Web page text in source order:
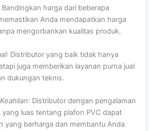
Bandingkan harga dari beberapa
Anda mendapatkan harga
mengorbankan kualitas produk.
: Distributor yang baik tidak hanya
juga memberikan layanan purna jual
dukungan teknis.
: Distributor dengan pengalaman
luas tentang plafon PVC dapat
yang berharga dan membantu Anda